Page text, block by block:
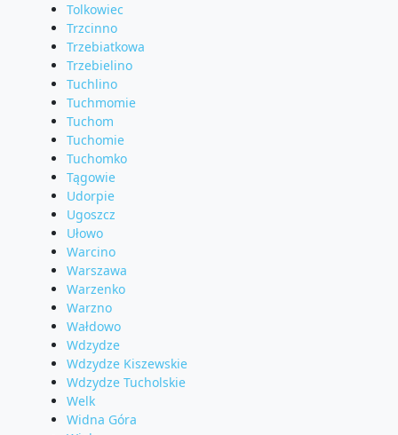
Tolkowiec
Trzcinno
Trzebiatkowa
Trzebielino
Tuchlino
Tuchmomie
Tuchom
Tuchomie
Tuchomko
Tągowie
Udorpie
Ugoszcz
Ułowo
Warcino
Warszawa
Warzenko
Warzno
Wałdowo
Wdzydze
Wdzydze Kiszewskie
Wdzydze Tucholskie
Welk
Widna Góra